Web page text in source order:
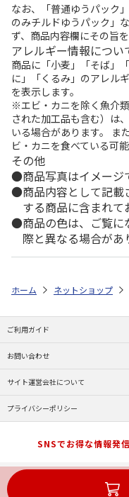
なお、「普通ゆうパック
のみチルドゆうパック」
ず、商品内容欄にその旨
アレルギー情報につい
商品に「小麦」「そば」
に」「くるみ」のアレル
を表示します。
※エビ・カニを除く魚介
された加工品も含む）は
いる場合があります。 ま
ビ・カニを食べている可
その他
商品写真はイメージ
商品内容として記
する商品に含まれて
商品の色は、ご覧
際と異なる場合があ
ホーム ネットショップ
ご利用ガイド
お問い合わせ
サイト運営会社について
プライバシーポリシー
SNSでお得な情報発